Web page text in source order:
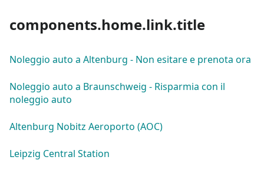
components.home.link.title
Noleggio auto a Altenburg - Non esitare e prenota ora
Noleggio auto a Braunschweig - Risparmia con il
noleggio auto
Altenburg Nobitz Aeroporto (AOC)
Leipzig Central Station